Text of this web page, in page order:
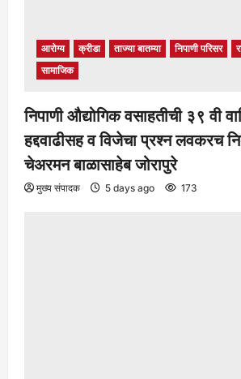
आरोग्य क्रीडा ताज्या बातम्या निपाणी परिसर
सामाजिक
निपाणी औद्योगिक वसाहतीची ३९ वी
हद्दवाढीसह व विजेचा प्रश्न लवकरच
चेअरमन बाळासाहेब जोरापुरे
मुख्य संपादक 5 days ago 173